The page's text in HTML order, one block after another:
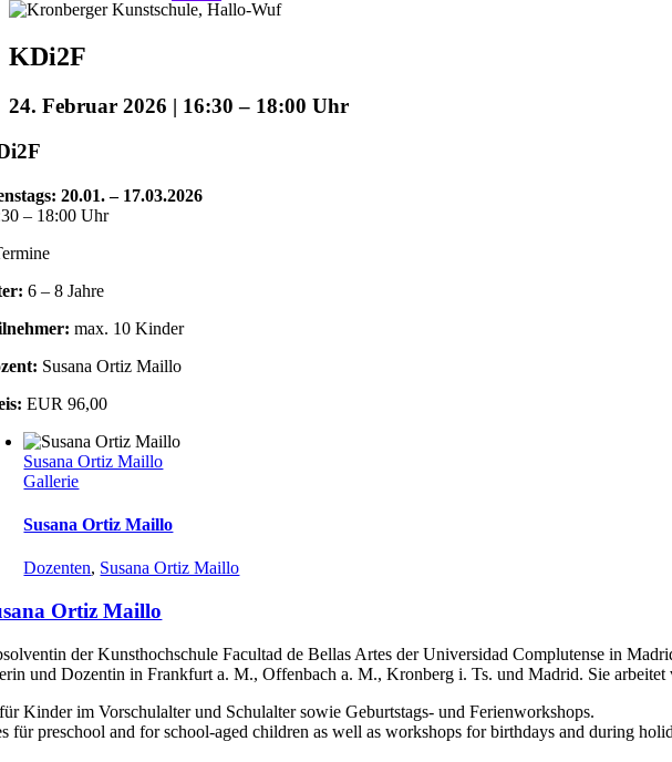
KDi2F
24. Februar 2026 | 16:30 – 18:00
20.01. – 17.03.2026
– 18:00 Uhr
6 – 8 Jahre
max. 10 Kinder
Susana Ortiz Maillo
EUR 96,00
Susana Ortiz Maillo
Gallerie
Susana Ortiz Maillo
Dozenten, Susana Ortiz Maillo
Ortiz Maillo
der Kunsthochschule Facultad de Bellas Artes der Universidad Complutense in
und Dozentin in Frankfurt a. M., Offenbach a. M., Kronberg i. Ts. und Madrid. Sie
Kinder im Vorschulalter und Schulalter sowie Geburtstags- und Ferienworkshops.
für preschool and for school-aged children as well as workshops for birthdays and during